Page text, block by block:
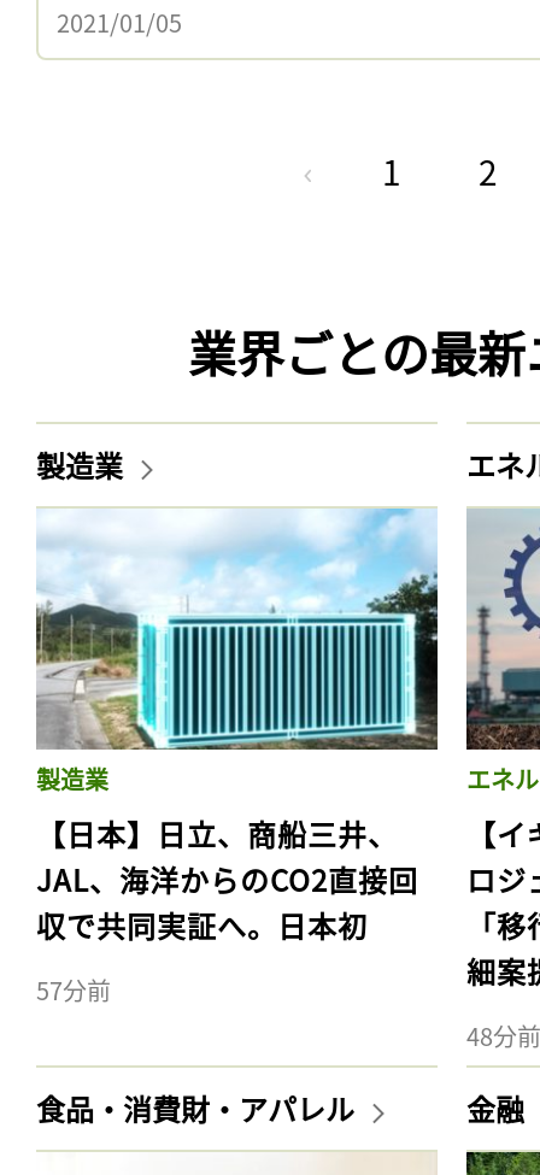
2021/01/05
1 2
業界ごとの最
製造業
製造業
【日本】日立、商船三井、
JAL、海洋からのCO2直接回
収で共同実証へ。日本初
57分前
エネ
エネ
【
ロジ
「
細案
48分前
食品・消費財・アパレル 金融